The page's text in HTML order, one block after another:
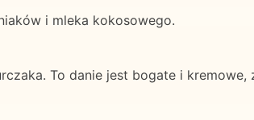
i mleka kokosowego.
To danie jest bogate i kremowe,